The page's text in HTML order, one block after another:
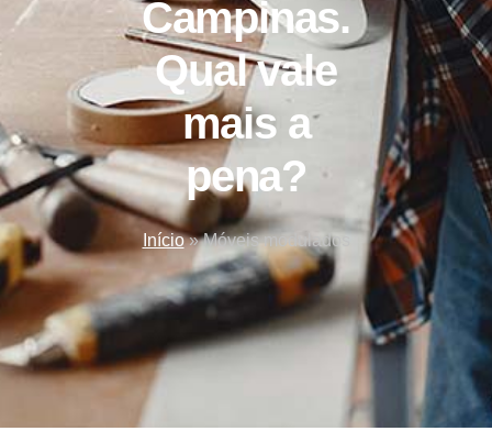
Campinas.
Qual vale
mais a
pena?
Início»Móveis modulados